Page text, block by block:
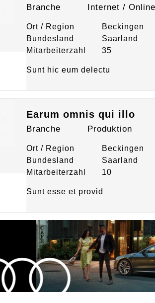
Branche Internet / Online
Ort / Region
Beckingen
Bundesland
Saarland
Mitarbeiterzahl
35
Sunt hic eum delectu
Earum omnis qui illo
Branche Produktion
Ort / Region
Beckingen
Bundesland
Saarland
Mitarbeiterzahl
10
Sunt esse et provid